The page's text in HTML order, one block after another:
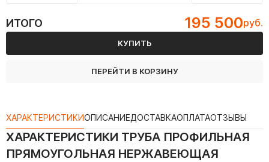
ИТОГО 195 500руб.
КУПИТЬ
ПЕРЕЙТИ В КОРЗИНУ
ХАРАКТЕРИСТИКИОПИСАНИЕДОСТАВКАОПЛАТАОТЗЫВЫ
ХАРАКТЕРИСТИКИ ТРУБА ПРОФИЛЬНАЯ
ПРЯМОУГОЛЬНАЯ НЕРЖАВЕЮЩАЯ